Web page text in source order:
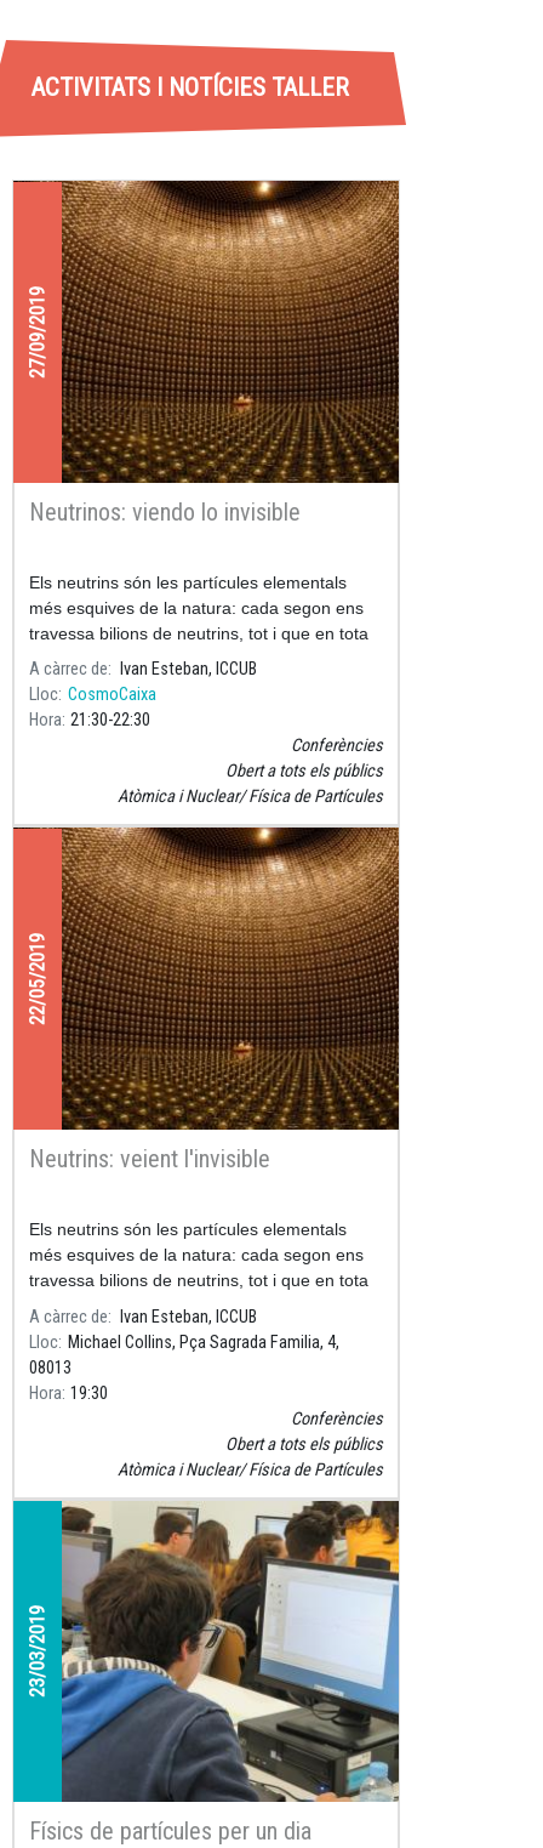
ACTIVITATS I NOTÍCIES TALLER
27/09/2019
Neutrinos: viendo lo invisible
Els neutrins són les partícules elementals
més esquives de la natura: cada segon ens
travessa bilions de neutrins, tot i que en tota
la nostra vida només un d'ells interactuarà
amb el nostre cos.
A càrrec de
Ivan Esteban, ICCUB
Lloc CosmoCaixa
Hora 21:30 22:30
Conferències
Obert a tots els públics
Atòmica i Nuclear Física de Partícules
22/05/2019
Neutrins: veient l'invisible
Els neutrins són les partícules elementals
més esquives de la natura: cada segon ens
travessa bilions de neutrins, tot i que en tota
la nostra vida només un d'ells interactuarà
amb el nostre cos.
A càrrec de
Ivan Esteban, ICCUB
Lloc Michael Collins, Pça Sagrada Familia, 4,
08013
Hora 19:30
Conferències
Obert a tots els públics
Atòmica i Nuclear Física de Partícules
23/03/2019
Físics de partícules per un dia